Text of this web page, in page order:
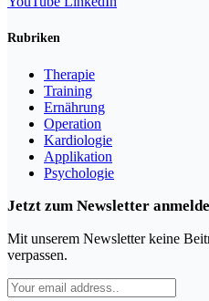
Rubriken
Therapie
Training
Ernährung
Operation
Kardiologie
Applikation
Psychologie
Jetzt zum Newsletter
Mit unserem Newsletter keine
verpassen.